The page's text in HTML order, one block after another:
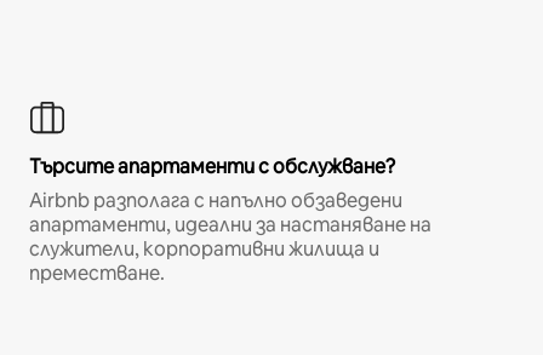
Търсите апартаменти с обслужване?
Airbnb разполага с напълно обзаведени
апартаменти, идеални за настаняване на
служители, корпоративни жилища и
преместване.